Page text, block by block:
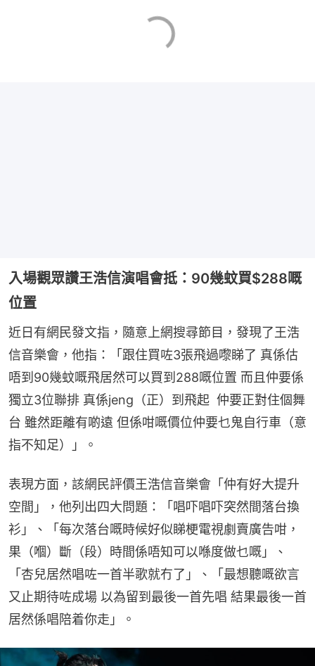
入場觀眾讚王浩信演唱會抵：90幾蚊買$288嘅
位置
近日有網民發文指，隨意上網搜尋節目，發現了王浩
信音樂會，他指：「跟住買咗3張飛過嚟睇了 真係估
唔到90幾蚊嘅飛居然可以買到288嘅位置 而且仲要係
獨立3位聯排 真係jeng（正）到飛起  仲要正對住個舞
台 雖然距離有啲遠 但係咁嘅價位仲要乜鬼自行車（意
指不知足）」。
表現方面，該網民評價王浩信音樂會「仲有好大提升
空間」，他列出四大問題：「唱吓唱吓突然間落台換
衫」、「每次落台嘅時候好似睇梗電視劇賣廣告咁，
果（嗰）斷（段）時間係唔知可以喺度做乜嘅」、
「杏兒居然唱咗一首半歌就冇了」、「最想聽嘅欲言
又止期待咗成場 以為留到最後一首先唱 結果最後一首
居然係唱陪着你走」。